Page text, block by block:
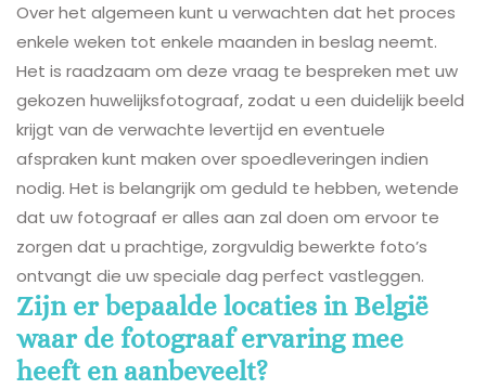
Over het algemeen kunt u verwachten dat het proces
enkele weken tot enkele maanden in beslag neemt.
Het is raadzaam om deze vraag te bespreken met uw
gekozen huwelijksfotograaf, zodat u een duidelijk beeld
krijgt van de verwachte levertijd en eventuele
afspraken kunt maken over spoedleveringen indien
nodig. Het is belangrijk om geduld te hebben, wetende
dat uw fotograaf er alles aan zal doen om ervoor te
zorgen dat u prachtige, zorgvuldig bewerkte foto’s
ontvangt die uw speciale dag perfect vastleggen.
Zijn er bepaalde locaties in België
waar de fotograaf ervaring mee
heeft en aanbeveelt?